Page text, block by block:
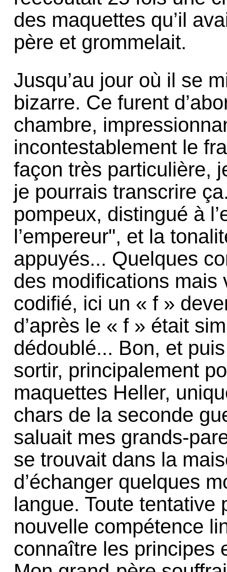
des maquettes qu’il
père et grommelait.
Jusqu’au jour où il se
bizarre. Ce furent
chambre,
incontestablement le
façon très particulière,
je pourrais transcrire
pompeux, distingué à
l’empereur", et la
appuyés... Quelques
des modifications mais
codifié, ici un « f »
d’après le « f » était
dédoublé... Bon, et
sortir, principalement
maquettes Heller,
chars de la seconde
saluait mes grands-
se trouvait dans la
d’échanger quelques
langue. Toute tentative
nouvelle compétence
connaître les principes